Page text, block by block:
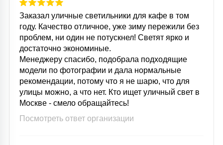
Заказал уличные светильники для кафе в том
году. Качество отличное, уже зиму пережили без
проблем, ни один не потускнел! Светят ярко и
достаточно экономиные.
Менеджеру спасибо, подобрала подходящие
модели по фотографии и дала нормальные
рекомендации, потому что я не шарю, что для
улицы можно, а что нет. Кто ищет уличный свет в
Москве - смело обращайтесь!
Посмотреть ответ организации